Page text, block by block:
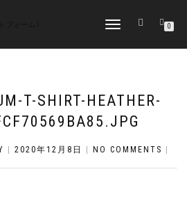
TOGGLE
0
T-SHIRT-HEATHER-
2020年12月8日 NO COMMENTS